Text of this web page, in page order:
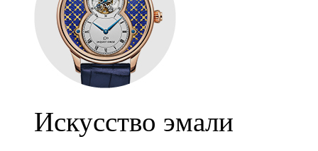
Искусство эмали